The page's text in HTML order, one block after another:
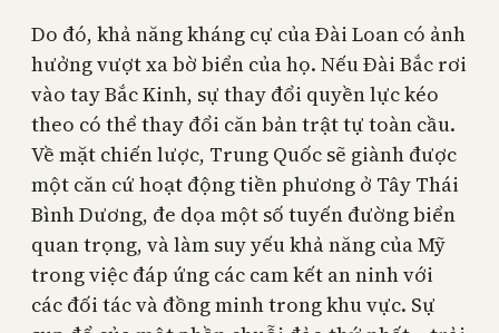
Do đó, khả năng kháng cự của Đài Loan có ảnh
hưởng vượt xa bờ biển của họ. Nếu Đài Bắc rơi
vào tay Bắc Kinh, sự thay đổi quyền lực kéo
theo có thể thay đổi căn bản trật tự toàn cầu.
Về mặt chiến lược, Trung Quốc sẽ giành được
một căn cứ hoạt động tiền phương ở Tây Thái
Bình Dương, đe dọa một số tuyến đường biển
quan trọng, và làm suy yếu khả năng của Mỹ
trong việc đáp ứng các cam kết an ninh với
các đối tác và đồng minh trong khu vực. Sự